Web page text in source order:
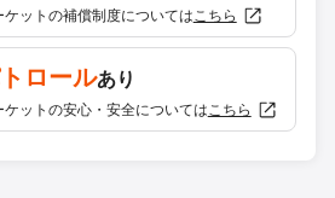
ケットの補償制度については こちら
ロールあり
ケットの安心・安全については こちら